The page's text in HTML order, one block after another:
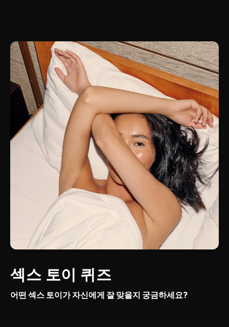
섹스 토이 퀴즈
어떤 섹스 토이가 자신에게 잘 맞을지 궁금하세요?